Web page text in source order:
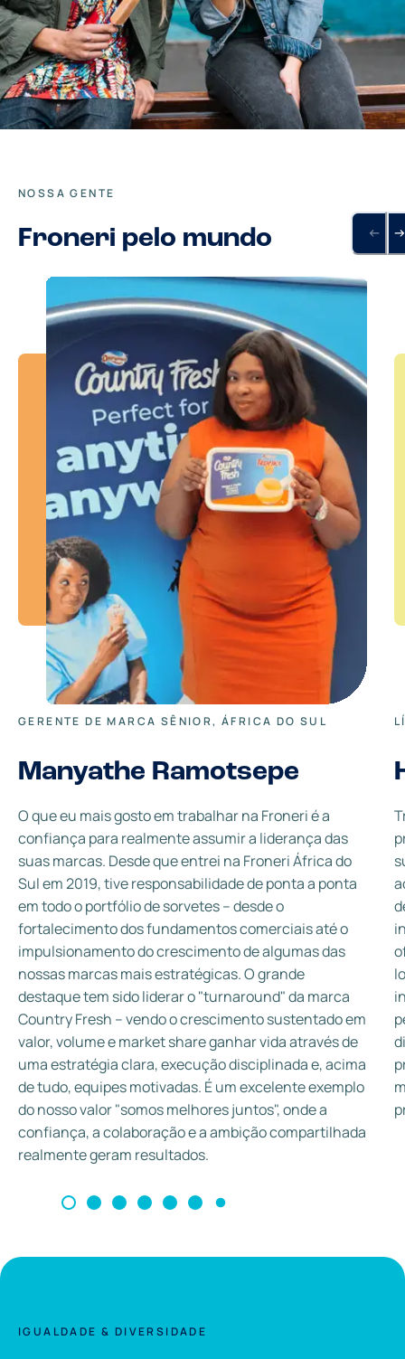
NOSSA GENTE
Froneri pelo mundo
GERENTE DE MARCA SÊNIOR, ÁFRICA DO SUL
Manyathe Ramotsepe
O que eu mais gosto em trabalhar na Froneri é a
confiança para realmente assumir a liderança das
suas marcas. Desde que entrei na Froneri África do
Sul em 2019, tive responsabilidade de ponta a ponta
em todo o portfólio de sorvetes – desde o
fortalecimento dos fundamentos comerciais até o
impulsionamento do crescimento de algumas das
nossas marcas mais estratégicas. O grande
destaque tem sido liderar o "turnaround" da marca
Country Fresh – vendo o crescimento sustentado em
valor, volume e market share ganhar vida através de
uma estratégia clara, execução disciplinada e, acima
de tudo, equipes motivadas. É um excelente exemplo
do nosso valor "somos melhores juntos", onde a
confiança, a colaboração e a ambição compartilhada
realmente geram resultados.
IGUALDADE & DIVERSIDADE